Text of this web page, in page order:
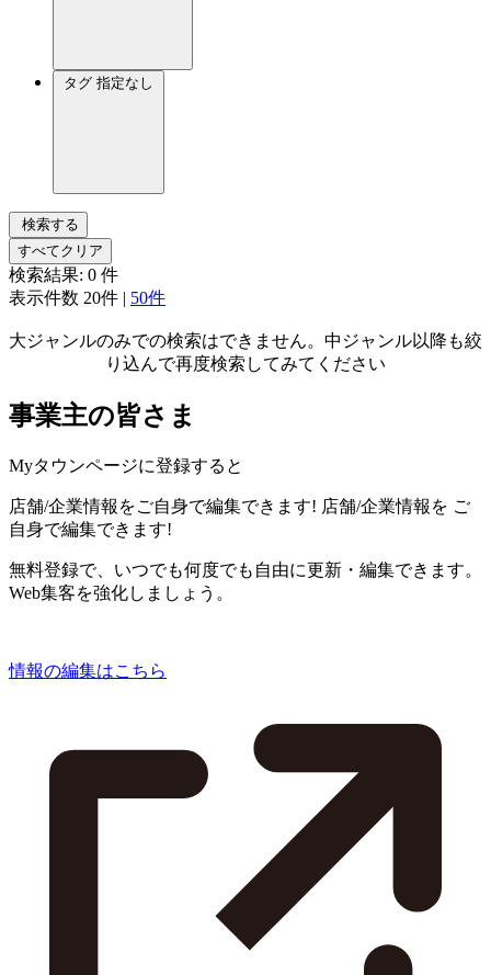
タグ 指定なし
検索する
すべてクリア
検索結果: 0 件
表示件数 20件 | 50件
大ジャンルのみでの検索はできません。中ジャンル以降も絞
り込んで再度検索してみてください
事業主の皆さま
Myタウンページに登録すると
店舗/企業情報をご自身で編集できます! 店舗/企業情報を ご
自身で編集できます!
無料登録で、いつでも何度でも自由に更新・編集できます。
Web集客を強化しましょう。
情報の編集はこちら